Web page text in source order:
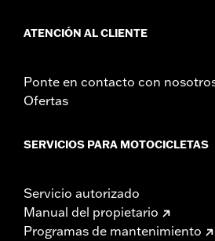
ATENCIÓN AL CLIENTE
Ponte en contacto con
Ofertas
SERVICIOS PARA MOTOCICLETAS
Servicio autorizado
Manual del propietario
Programas de mantenimiento